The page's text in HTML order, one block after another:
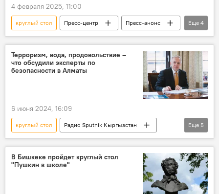
4 февраля 2025, 11:00
круглый стол Пресс-центр
Пресс-анонс
расточительство
Кыргызстан
той
Еще 4
Терроризм, вода, продовольствие –
что обсудили эксперты по
безопасности в Алматы
6 июня 2024, 16:09
круглый стол
Радио Sputnik Кыргызстан
ОДКБ
Алматы
безопасность
Кыргызстан
Юрий Шувалов
Еще 5
В Бишкеке пройдет круглый стол
"Пушкин в школе"